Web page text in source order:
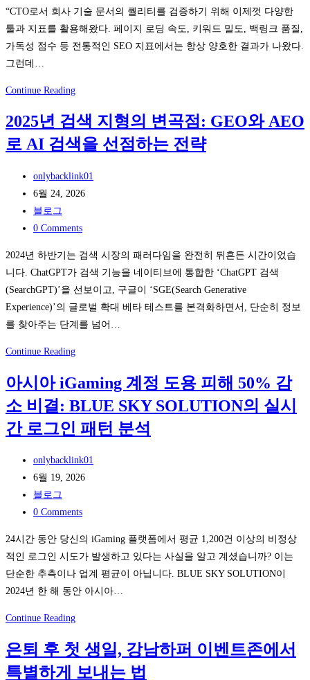
법
의
다
양
할
수
있
물
어
야
할
기
질
문
6
가
지
“CTO로서 회사 기술 문서의 퀄리티를 검증하기 위해 이제껏 다양한
툴과 지표를 활용해왔다. 페이지 로딩 속도, 키워드 밀도, 백링크 품질,
가독성 점수 등 전통적인 SEO 지표에서는 항상 양호한 결과가 나왔다.
그런데…
Continue ReadingCTO
직
접
본
오
타
GEO-
AEO
무
료
진
단:
도
정
성’
문
서
를
평
는
법
2025년 검색 지형의 변곡점: GEO와 AEO
로 AI 검색을 선점하는 전략
Post
author:
onlybacklink01
Post
published:
6월 24, 2026
Post
category:
블로그
Post
0 Comments
2024년 하반기는 검색 시장의 패러다임을 완전히 뒤흔든 시간이었습
니다. ChatGPT가 검색 기능을 네이티브에 통합한 ‘ChatGPT 검색
(SearchGPT)’을 선보이고, 구글이 ‘SGE(Search Generative
Experience)’의 글로벌 확대 베타 테스트를 본격화하면서, 단순히 정보
를 찾아주는 단계를 넘어…
Continue Reading2025
검
색
지
형
의
변
점:
와
AEO
로
AI
을
아시아 iGaming 계정 도용 피해 50% 감
소 비결: BLUE SKY SOLUTION의 실시
간 로그인 패턴 분석
Post
author:
onlybacklink01
Post
published:
6월 19, 2026
Post
category:
블로그
Post
0 Comments
24시간 동안 당신의 iGaming 플랫폼에서 평균 1,200건 이상의 비정상
적인 로그인 시도가 발생하고 있다는 사실을 알고 계셨습니까? 이는
단순한 추측이나 업계 평균이 아닙니다. BLUE SKY SOLUTION이
2024년 한 해 동안 아시아…
Continue Reading아
아
iGaming
은퇴 후 첫 생일, 강남하퍼 이벤트존에서
특별하게 보내는 법